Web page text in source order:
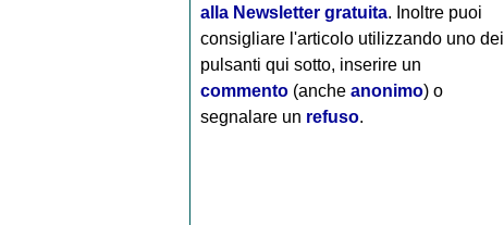
alla Newsletter gratuita. Inoltre puoi
consigliare l'articolo utilizzando uno dei
pulsanti qui sotto, inserire un
commento(anche anonimo) o
segnalare un refuso.